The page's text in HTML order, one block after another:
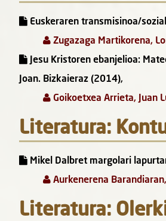
Euskeraren transmisinoa/
Zugazaga Martikorena,
Jesu Kristoren ebanjelioa:
Joan. Bizkaieraz (2014),
Goikoetxea Arrieta, Juan
Literatura:
Mikel Dalbret margolari
Aurkenerena
Literatura: